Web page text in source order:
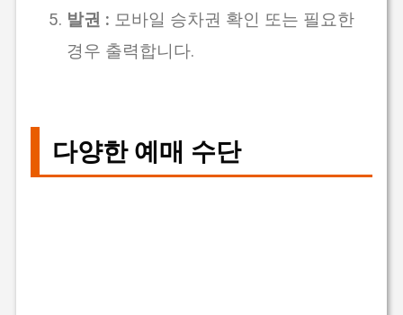
발권 : 모바일 승차권 확인 또는 필요한
경우 출력합니다.
다양한 예매 수단